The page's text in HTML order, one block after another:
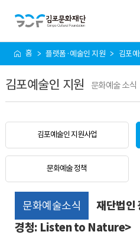
사
이
맵
홈 플랫폼·예술인 지원 김포
김포예술인 지원 문화예술 소식
김포예술인 지원사업
문화예술 정책
문화예술소식
재단법인
경청: Listen to Nature>